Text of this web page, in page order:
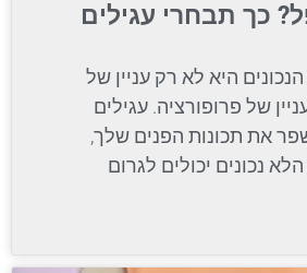
כך תבחרי עגילים
היא לא רק עניין של
של פרופורציה. עגילים
את תכונות הפנים שלך,
נכונים יכולים לגרום